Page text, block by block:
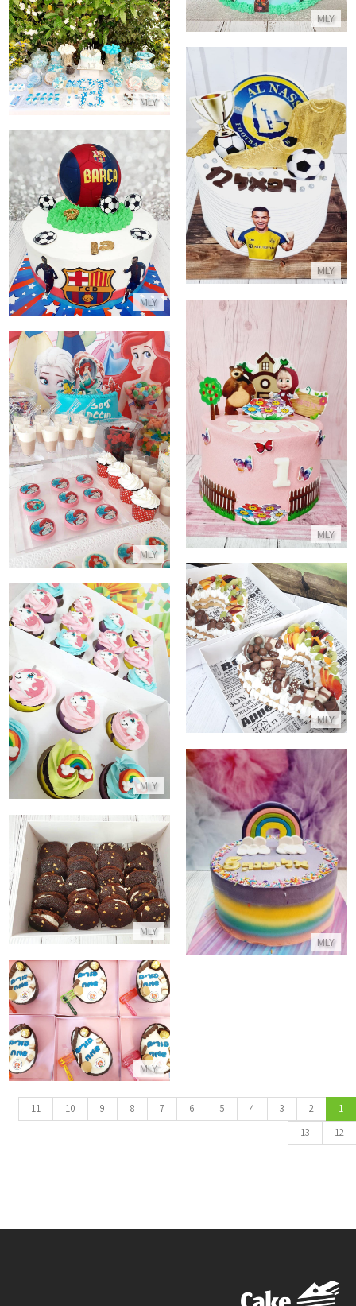
MLY
MLY
בר מתוק לבר מצווה
התקשר/י
MLY
עוגת כדורגל של רונאלדו בנבחרת אל נאסר
התקשר/י
MLY
עוגת כדורגל ברצלונה
התקשר/י
MLY
עוגת מאשה והדוב
התקשר/י
MLY
שולחן מתוקים בת הים הקטנה
התקשר/י
MLY
עוגות בצורת לב ליום האהבה
התקשר/י
MLY
קאפקייקס חד קרן
התקשר/י
MLY
עוגת קשת בענן
התקשר/י
MLY
מארז קוקילידה ביתית
התקשר/י
MLY
מארזים לפורים
התקשר/י
1
2
3
4
5
6
7
8
9
10
11
12
13